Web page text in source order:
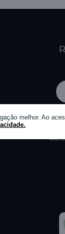
melhor. Ao
Razão
CPNJ:
Rio